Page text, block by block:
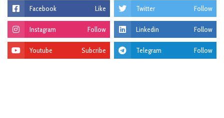
Facebook Like Twitter Follow
Instagram Follow Linkedin Follow
Youtube Subcribe Telegram Follow